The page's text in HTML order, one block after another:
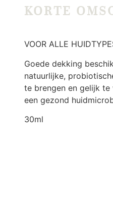
KORTE
VOOR ALLE
Goede dekking
natuurlijke,
te brengen en gelijk
een gezond
30ml